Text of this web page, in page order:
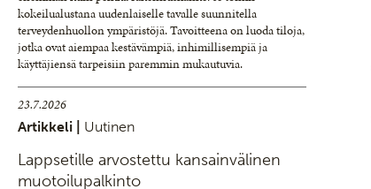
kokeilualustana uudenlaiselle tavalle suunnitella
terveydenhuollon ympäristöjä. Tavoitteena on luoda tiloja,
jotka ovat aiempaa kestävämpiä, inhimillisempiä ja
käyttäjiensä tarpeisiin paremmin mukautuvia.
23.7.2026
Artikkeli | Uutinen
Lappsetille arvostettu kansainvälinen
muotoilupalkinto